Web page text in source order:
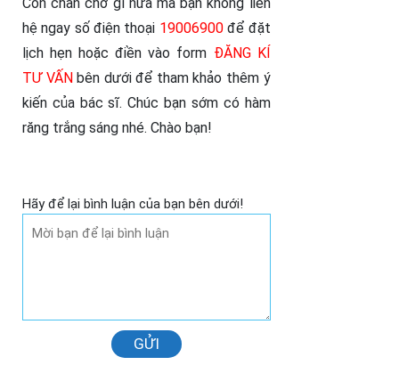
hệ ngay số điện thoại 19006900để đặt
lịch hẹn hoặc điền vào form ĐĂNG KÍ
TƯ VẤN bên dưới để tham khảo thêm ý
kiến của bác sĩ. Chúc bạn sớm có hàm
răng trắng sáng nhé. Chào bạn!
Hãy để lại bình luận của bạn bên dưới!
GỬI